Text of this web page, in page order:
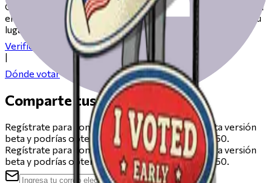
Consulta nuestros recursos para ayudarte a prepararte para
el día de las elecciones, desde registrarte hasta encontrar tu
lugar de votación.
Verifica tu registro
Dónde votar
Comparte tus comentarios
Regístrate para compartir comentarios sobre esta versión
beta y podrías obtener una tarjeta de regalo de $50.
Regístrate para compartir comentarios sobre esta versión
beta y podrías obtener una tarjeta de regalo de $50.